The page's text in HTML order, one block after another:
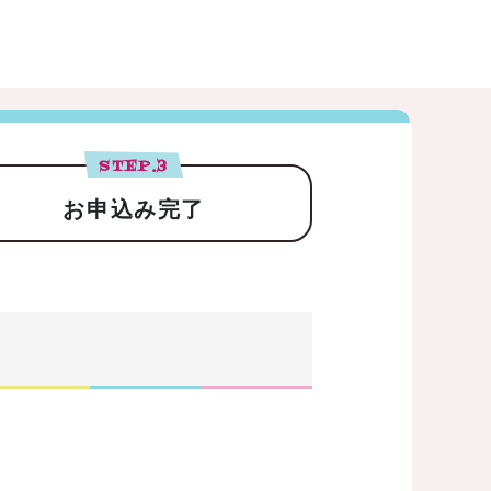
STEP.3
お申込み完了